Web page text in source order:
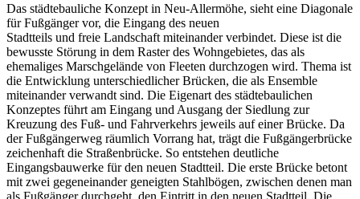
Das städtebauliche Konzept in Neu-Allermöhe, sieht eine Diagonale
für Fußgänger vor, die Eingang des neuen
Stadtteils und freie Landschaft miteinander verbindet. Diese ist die
bewusste Störung in dem Raster des Wohngebietes, das als
ehemaliges Marschgelände von Fleeten durchzogen wird. Thema ist
die Entwicklung unterschiedlicher Brücken, die als Ensemble
miteinander verwandt sind. Die Eigenart des städtebaulichen
Konzeptes führt am Eingang und Ausgang der Siedlung zur
Kreuzung des Fuß- und Fahrverkehrs jeweils auf einer Brücke. Da
der Fußgängerweg räumlich Vorrang hat, trägt die Fußgängerbrücke
zeichenhaft die Straßenbrücke. So entstehen deutliche
Eingangsbauwerke für den neuen Stadtteil. Die erste Brücke betont
mit zwei gegeneinander geneigten Stahlbögen, zwischen denen man
als Fußgänger durchgeht, den Eintritt in den neuen Stadtteil. Die